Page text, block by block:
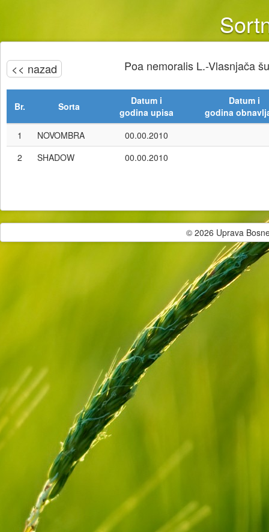
<< nazad Poa nemoralis L.-Vlasnjača
Br. Sorta
Datum i
godina upisa
Datum i
godina
1
NOVOMBRA
00.00.2010
2
SHADOW 00.00.2010
© 2026 Uprava